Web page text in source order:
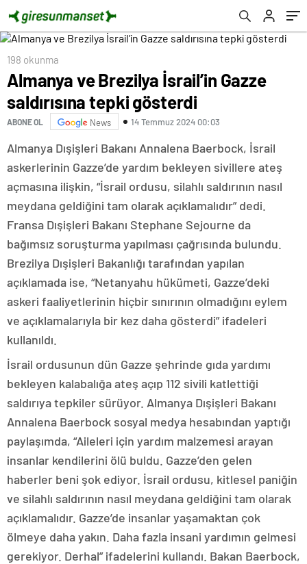
198 okunma
Almanya ve Brezilya İsrail’in Gazze
saldırısına tepki gösterdi
ABONE OL News 14 Temmuz 2024 00:03
Almanya Dışişleri Bakanı Annalena Baerbock, İsrail
askerlerinin Gazze’de yardım bekleyen sivillere ateş
açmasına ilişkin, “İsrail ordusu, silahlı saldırının nasıl
meydana geldiğini tam olarak açıklamalıdır” dedi.
Fransa Dışişleri Bakanı Stephane Sejourne da
bağımsız soruşturma yapılması çağrısında bulundu.
Brezilya Dışişleri Bakanlığı tarafından yapılan
açıklamada ise, “Netanyahu hükümeti, Gazze’deki
askeri faaliyetlerinin hiçbir sınırının olmadığını eylem
ve açıklamalarıyla bir kez daha gösterdi” ifadeleri
kullanıldı.
İsrail ordusunun dün Gazze şehrinde gıda yardımı
bekleyen kalabalığa ateş açıp 112 sivili katlettiği
saldırıya tepkiler sürüyor. Almanya Dışişleri Bakanı
Annalena Baerbock sosyal medya hesabından yaptığı
paylaşımda, “Aileleri için yardım malzemesi arayan
insanlar kendilerini ölü buldu. Gazze’den gelen
haberler beni şok ediyor. İsrail ordusu, kitlesel paniğin
ve silahlı saldırının nasıl meydana geldiğini tam olarak
açıklamalıdır. Gazze’de insanlar yaşamaktan çok
ölmeye daha yakın. Daha fazla insani yardımın gelmesi
gerekiyor. Derhal” ifadelerini kullandı. Bakan Baerbock,